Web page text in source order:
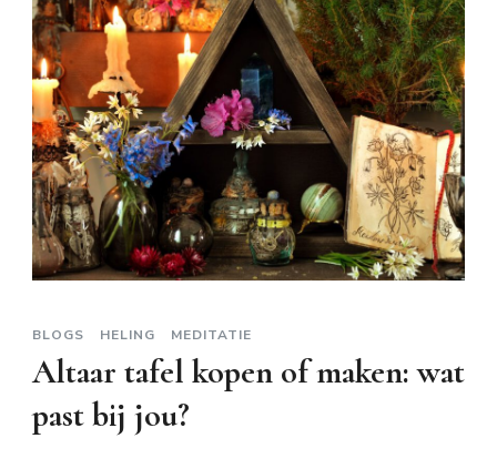
BLOGS HELING MEDITATIE
Altaar tafel kopen of maken: wat
past bij jou?